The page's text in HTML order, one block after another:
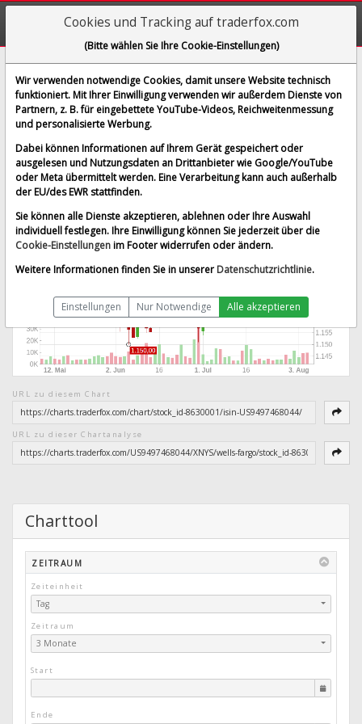
Wells Fargo
[WFCpL | WKN A0REP4 | ISIN US9497468044]
1.173,630 $ -0,13 %
Echtzeit-Aktienkurs vom 06.08.2026 um 13:51 Uhr
New York Splitbereinigt
URL zu diesem Chart
URL zu dieser Chartanalyse
Charttool
ZEITRAUM
Zeiteinheit
Tag
Zeitraum
3 Monate
Start
Ende
Cookies und Tracking auf traderfox.com
(Bitte wählen Sie Ihre Cookie-Einstellungen)
Wir verwenden notwendige Cookies, damit unsere Website technisch
funktioniert. Mit Ihrer Einwilligung verwenden wir außerdem Dienste von
Partnern, z. B. für eingebettete YouTube-Videos, Reichweitenmessung
und personalisierte Werbung.
Dabei können Informationen auf Ihrem Gerät gespeichert oder
ausgelesen und Nutzungsdaten an Drittanbieter wie Google/YouTube
oder Meta übermittelt werden. Eine Verarbeitung kann auch außerhalb
der EU/des EWR stattfinden.
Sie können alle Dienste akzeptieren, ablehnen oder Ihre Auswahl
individuell festlegen. Ihre Einwilligung können Sie jederzeit über die
Cookie-Einstellungenim Footer widerrufen oder ändern.
Weitere Informationen finden Sie in unserer Datenschutzrichtlinie.
Einstellungen Nur Notwendige Alle akzeptieren